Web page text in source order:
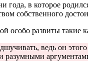
года, в которое
собственного
особо развиты такие
ведь он
разумными